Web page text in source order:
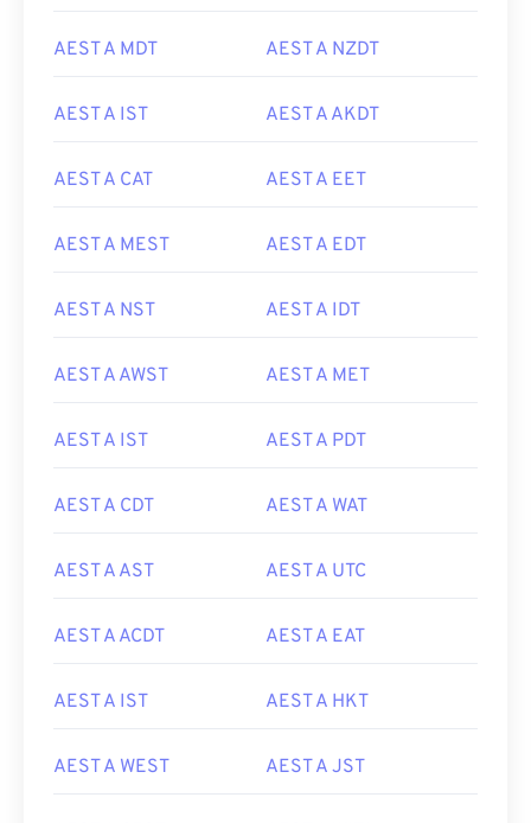
AEST A MDT AEST A NZDT
AEST A IST AEST A AKDT
AEST A CAT AEST A EET
AEST A MEST AEST A EDT
AEST A NST AEST A IDT
AEST A AWST AEST A MET
AEST A IST AEST A PDT
AEST A CDT AEST A WAT
AEST A AST AEST A UTC
AEST A ACDT AEST A EAT
AEST A IST AEST A HKT
AEST A WEST AEST A JST